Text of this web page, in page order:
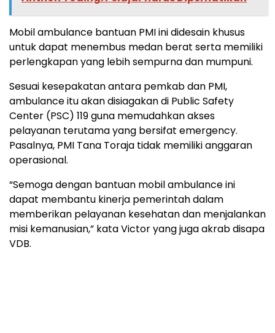
Mobil ambulance bantuan PMI ini didesain khusus
untuk dapat menembus medan berat serta memiliki
perlengkapan yang lebih sempurna dan mumpuni.
Sesuai kesepakatan antara pemkab dan PMI,
ambulance itu akan disiagakan di Public Safety
Center (PSC) 119 guna memudahkan akses
pelayanan terutama yang bersifat emergency.
Pasalnya, PMI Tana Toraja tidak memiliki anggaran
operasional.
“Semoga dengan bantuan mobil ambulance ini
dapat membantu kinerja pemerintah dalam
memberikan pelayanan kesehatan dan menjalankan
misi kemanusian,” kata Victor yang juga akrab disapa
VDB.